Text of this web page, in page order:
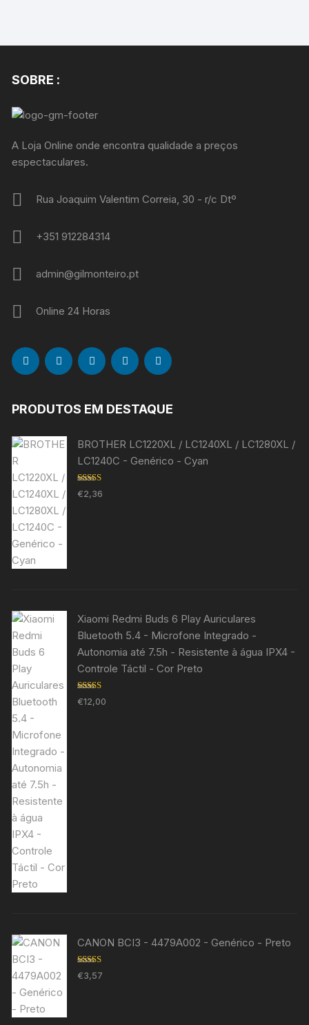
SOBRE :
A Loja Online onde encontra qualidade a preços
espectaculares.
Rua Joaquim Valentim Correia, 30 - r/c Dtº
+351 912284314
admin@gilmonteiro.pt
Online 24 Horas
PRODUTOS EM DESTAQUE
BROTHER LC1220XL / LC1240XL / LC1280XL /
LC1240C - Genérico - Cyan
Avaliação
5.00de 5
€2,36
Xiaomi Redmi Buds 6 Play Auriculares
Bluetooth 5.4 - Microfone Integrado -
Autonomia até 7.5h - Resistente à água IPX4 -
Controle Táctil - Cor Preto
Avaliação
5.00de 5
€12,00
CANON BCI3 - 4479A002 - Genérico - Preto
Avaliação
5.00de 5
€3,57